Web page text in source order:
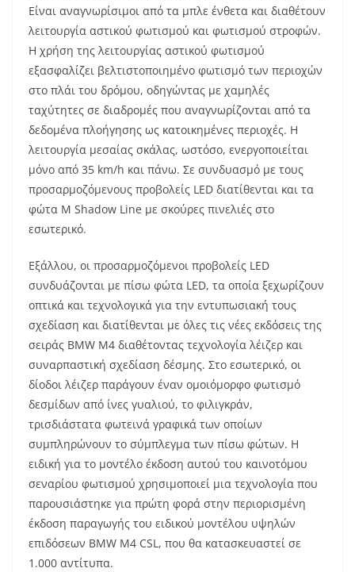
Είναι αναγνωρίσιμοι από τα μπλε ένθετα και διαθέτουν
λειτουργία αστικού φωτισμού και φωτισμού στροφών.
Η χρήση της λειτουργίας αστικού φωτισμού
εξασφαλίζει βελτιστοποιημένο φωτισμό των περιοχών
στο πλάι του δρόμου, οδηγώντας με χαμηλές
ταχύτητες σε διαδρομές που αναγνωρίζονται από τα
δεδομένα πλοήγησης ως κατοικημένες περιοχές. Η
λειτουργία μεσαίας σκάλας, ωστόσο, ενεργοποιείται
μόνο από 35 km/h και πάνω. Σε συνδυασμό με τους
προσαρμοζόμενους προβολείς LED διατίθενται και τα
φώτα M Shadow Line με σκούρες πινελιές στο
εσωτερικό.
Εξάλλου, οι προσαρμοζόμενοι προβολείς LED
συνδυάζονται με πίσω φώτα LED, τα οποία ξεχωρίζουν
οπτικά και τεχνολογικά για την εντυπωσιακή τους
σχεδίαση και διατίθενται με όλες τις νέες εκδόσεις της
σειράς BMW M4 διαθέτοντας τεχνολογία λέιζερ και
συναρπαστική σχεδίαση δέσμης. Στο εσωτερικό, οι
δίοδοι λέιζερ παράγουν έναν ομοιόμορφο φωτισμό
δεσμίδων από ίνες γυαλιού, το φιλιγκράν,
τρισδιάστατα φωτεινά γραφικά των οποίων
συμπληρώνουν το σύμπλεγμα των πίσω φώτων. Η
ειδική για το μοντέλο έκδοση αυτού του καινοτόμου
σεναρίου φωτισμού χρησιμοποιεί μια τεχνολογία που
παρουσιάστηκε για πρώτη φορά στην περιορισμένη
έκδοση παραγωγής του ειδικού μοντέλου υψηλών
επιδόσεων BMW M4 CSL, που θα κατασκευαστεί σε
1.000 αντίτυπα.